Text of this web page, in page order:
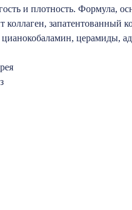
и плотность. Формула,
коллаген, запатентованный
церамиды,